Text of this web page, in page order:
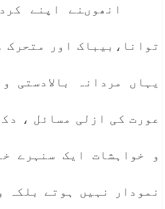
انھوںنے اپنے
توانا،بیباک اور متحرک
یہاں مردانہ بالادستی
عورت کی ازلی مسائل ،
و خواہشات ایک سنہرے
نمودار نہیں ہوتے بلکہ